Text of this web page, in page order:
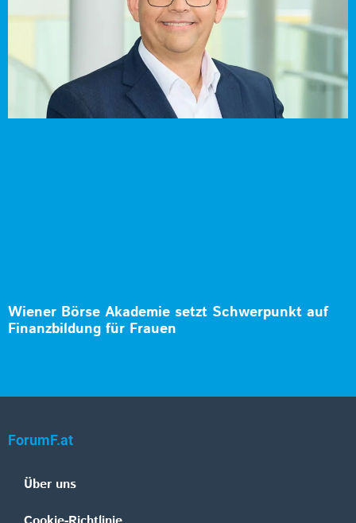
Wiener Börse Akademie setzt Schwerpunkt auf
Finanzbildung für Frauen
ForumF.at
Über uns